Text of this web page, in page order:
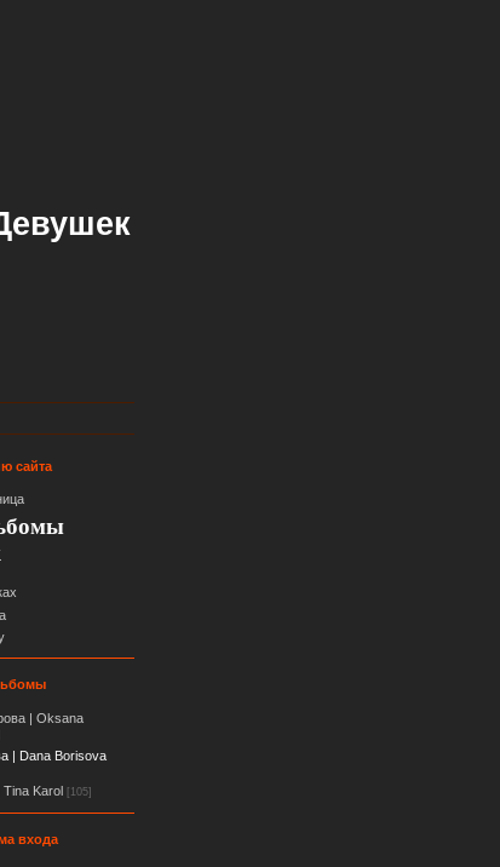
сайта
| Oksana
| Dana Borisova
Karol [105]
входа